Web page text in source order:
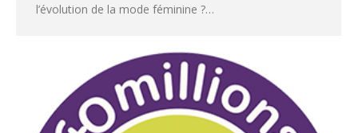
l’évolution de la mode féminine ?…